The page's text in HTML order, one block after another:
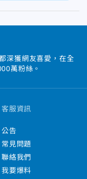
深獲網友喜愛，在全
萬粉絲。
客服資訊
公告
常見問題
聯絡我們
我要爆料